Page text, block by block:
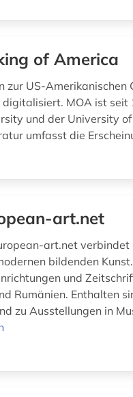
of America
zur US-
digitalisiert. MOA ist
und der University
umfasst die
art.net
art.net
bildenden
und
Rumänien. Enthalten
zu Ausstellungen in